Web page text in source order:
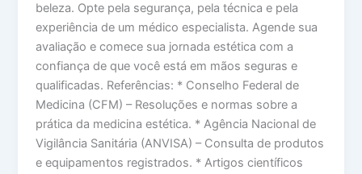
beleza. Opte pela segurança, pela técnica e pela
experiência de um médico especialista. Agende sua
avaliação e comece sua jornada estética com a
confiança de que você está em mãos seguras e
qualificadas. Referências: * Conselho Federal de
Medicina (CFM) – Resoluções e normas sobre a
prática da medicina estética. * Agência Nacional de
Vigilância Sanitária (ANVISA) – Consulta de produtos
e equipamentos registrados. * Artigos científicos